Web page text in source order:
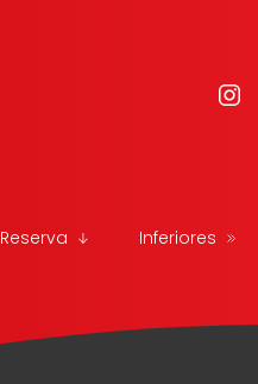
Reserva Inferiores